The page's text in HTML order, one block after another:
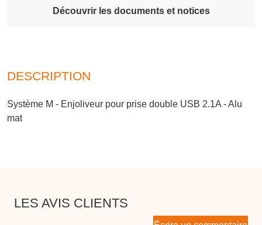
Découvrir les documents et notices
DESCRIPTION
Système M - Enjoliveur pour prise double USB 2.1A - Alu
mat
LES AVIS CLIENTS